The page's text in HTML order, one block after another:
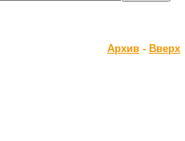
Архив - Вверх